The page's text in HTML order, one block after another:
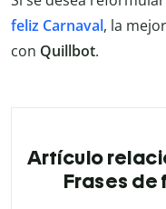
feliz Carnaval, la
con Quillbot.
Artículo
Frases de